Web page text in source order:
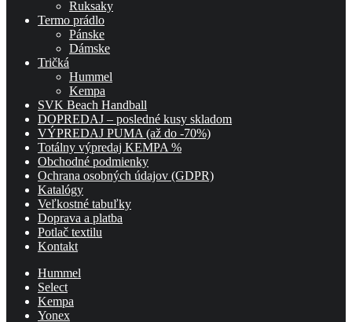
Ruksaky
Termo prádlo
Pánske
Dámske
Tričká
Hummel
Kempa
SVK Beach Handball
DOPREDAJ – posledné kusy skladom
VÝPREDAJ PUMA (až do -70%)
Totálny výpredaj KEMPA %
Obchodné podmienky
Ochrana osobných údajov (GDPR)
Katalógy
Veľkostné tabuľky
Doprava a platba
Potlač textilu
Kontakt
Hummel
Select
Kempa
Yonex